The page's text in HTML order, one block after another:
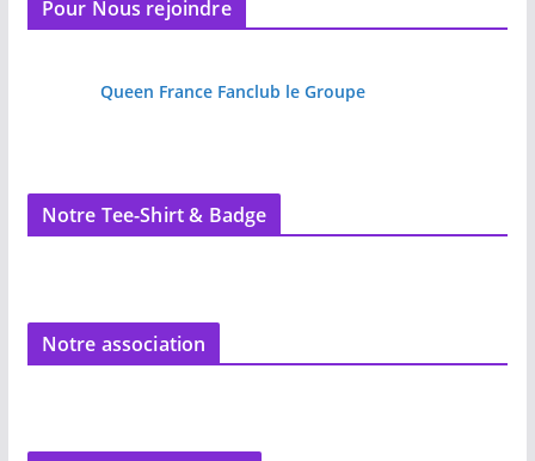
Pour Nous rejoindre
Queen France Fanclub le Groupe
Notre Tee-Shirt & Badge
Notre association